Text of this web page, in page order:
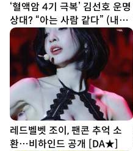
‘혈액암 4기 극복’ 김선호 운명
상대? “아는 사람 같다” (내남
은연애)
레드벨벳 조이, 팬콘 추억 소
환…비하인드 공개 [DA★]